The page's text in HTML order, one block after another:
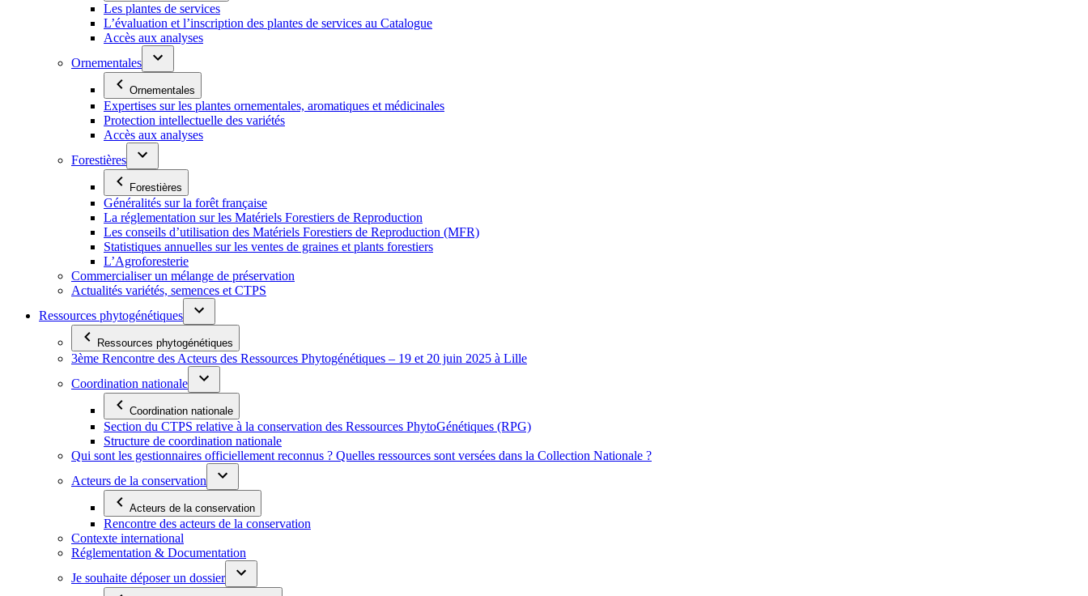
Les plantes de services
L’évaluation et l’inscription des plantes de services au Catalogue
Accès aux analyses
Ornementales
Ornementales
Expertises sur les plantes ornementales, aromatiques et médicinales
Protection intellectuelle des variétés
Accès aux analyses
Forestières
Forestières
Généralités sur la forêt française
La réglementation sur les Matériels Forestiers de Reproduction
Les conseils d’utilisation des Matériels Forestiers de Reproduction (MFR)
Statistiques annuelles sur les ventes de graines et plants forestiers
L’Agroforesterie
Commercialiser un mélange de préservation
Actualités variétés, semences et CTPS
Ressources phytogénétiques
Ressources phytogénétiques
3ème Rencontre des Acteurs des Ressources Phytogénétiques – 19 et 20 juin 2025 à Lille
Coordination nationale
Coordination nationale
Section du CTPS relative à la conservation des Ressources PhytoGénétiques (RPG)
Structure de coordination nationale
Qui sont les gestionnaires officiellement reconnus ? Quelles ressources sont versées dans la Collection Nationale ?
Acteurs de la conservation
Acteurs de la conservation
Rencontre des acteurs de la conservation
Contexte international
Réglementation & Documentation
Je souhaite déposer un dossier